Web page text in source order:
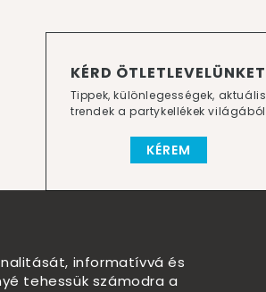
KÉRD ÖTLETLEVELÜNKET
Tippek, különlegességek, aktuális
trendek a partykellékek világából
KÉREM
informatívvá és
tehessük számodra a